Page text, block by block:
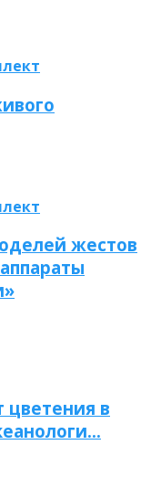
жестов
цветения в